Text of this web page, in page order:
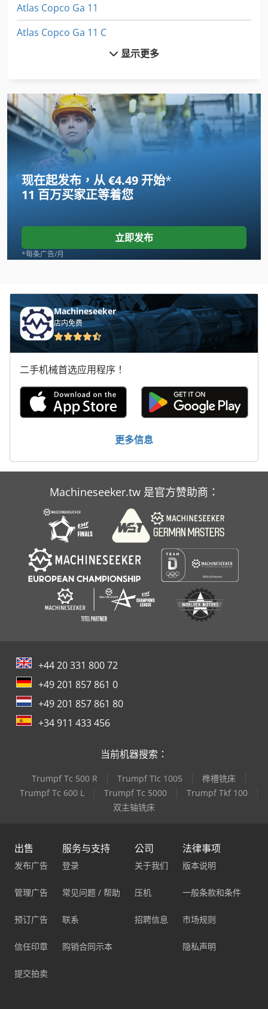
Atlas Copco Ga 11
Atlas Copco Ga 11 C
Atlas Copco Ga 110
Atlas Copco Ga 118
Atlas Copco Ga 15 Ff
Atlas Copco Ga 160
Atlas Copco Ga 18
Atlas Copco Ga 22
Atlas Copco Ga 22 Ff
Atlas Copco Ga 408
Atlas Copco Ga 45
Atlas Copco Ga 45 Ff
Atlas Copco Ga 5
Atlas Copco Ga 55
Atlas Copco Ga 808
Atlas Copco Ga 90
Atlas Copco Ga 90 Ff
显示更多
现在起发布，从 €4.49 开始*
11 百万买家正等着您
立即发布
*每条广告/月
Machineseeker
店内免费
二手机械首选应用程序！
更多信息
Machineseeker.tw 是官方赞助商：
+44 20 331 800 72
+49 201 857 861 0
+49 201 857 861 80
+34 911 433 456
当前机器搜索：
Trumpf Tc 500 R Trumpf Tlc 1005
榫槽铣床
Trumpf Tc 600 L
Trumpf Tc 5000
Trumpf Tkf 100
双主轴铣床
出售
发布广告
管理广告
预订广告
信任印章
提交拍卖
服务与支持
登录
常见问题 / 帮助
联系
购销合同示本
公司
关于我们
压机
招聘信息
法律事项
版本说明
一般条款和条件
市场规则
隐私声明